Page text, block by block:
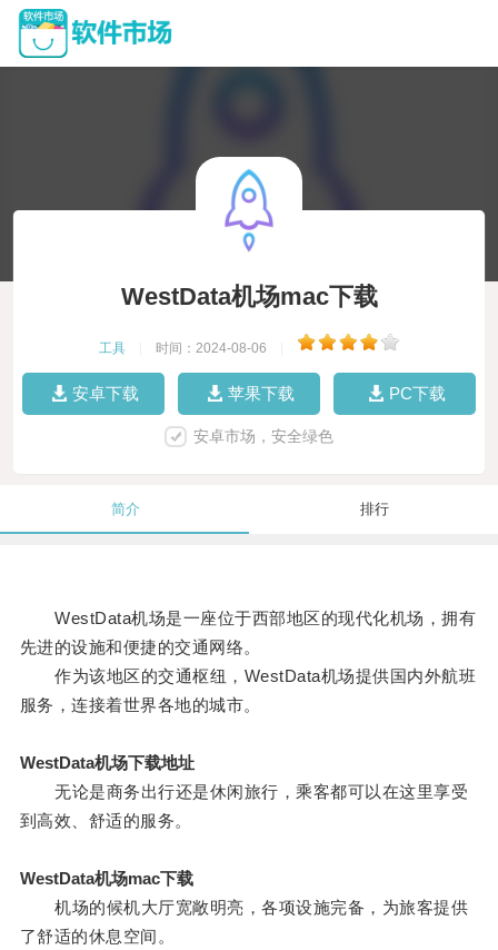
WestData机场mac下载
工具 时间：2024-08-06
安卓下载 苹果下载 PC下载
安卓市场，安全绿色
简介 排行
WestData机场是一座位于西部地区的现代化机场，拥有
先进的设施和便捷的交通网络。
作为该地区的交通枢纽，WestData机场提供国内外航班
服务，连接着世界各地的城市。
WestData机场下载地址
无论是商务出行还是休闲旅行，乘客都可以在这里享受
到高效、舒适的服务。
WestData机场mac下载
机场的候机大厅宽敞明亮，各项设施完备，为旅客提供
了舒适的休息空间。